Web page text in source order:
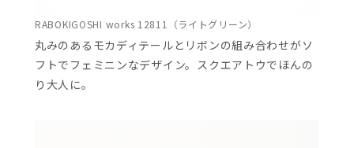
RABOKIGOSHI works 12811（ライトグリーン）
丸みのあるモカディテールとリボンの組み合わせがソ
フトでフェミニンなデザイン。スクエアトウでほんの
り大人に。